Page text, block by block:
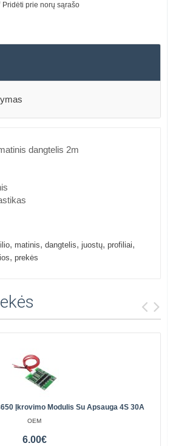
Pridėti prie norų sąrašo
dangtelis 2m
, matinis, dangtelis, juostų, profiliai,
, prekės
Įkrovimo Modulis Su Apsauga 4S 30A
OEM
6.00€